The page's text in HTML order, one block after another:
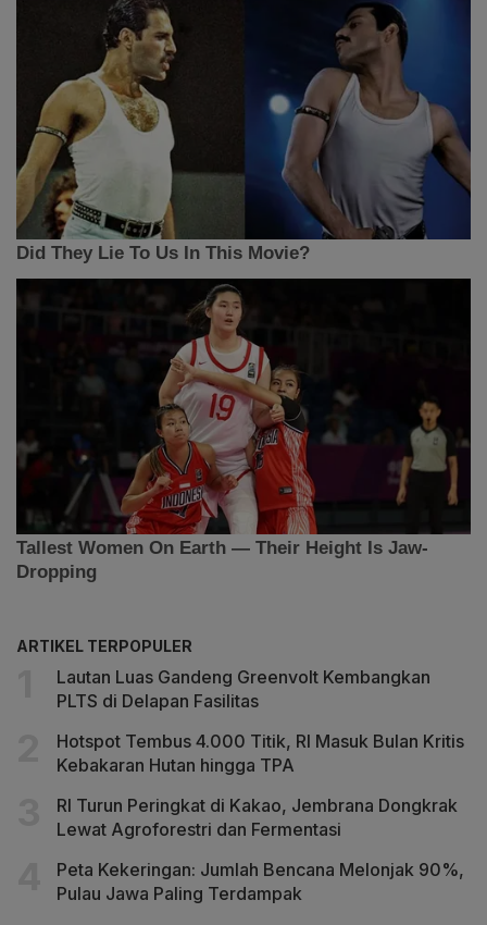
ARTIKEL TERPOPULER
Lautan Luas Gandeng Greenvolt Kembangkan
PLTS di Delapan Fasilitas
Hotspot Tembus 4.000 Titik, RI Masuk Bulan Kritis
Kebakaran Hutan hingga TPA
RI Turun Peringkat di Kakao, Jembrana Dongkrak
Lewat Agroforestri dan Fermentasi
Peta Kekeringan: Jumlah Bencana Melonjak 90%,
Pulau Jawa Paling Terdampak